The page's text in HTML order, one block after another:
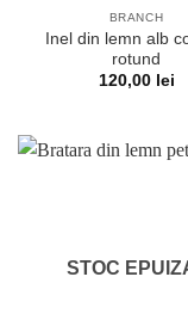
BRANCH
Inel din lemn alb
rotund
120,00 lei
STOC